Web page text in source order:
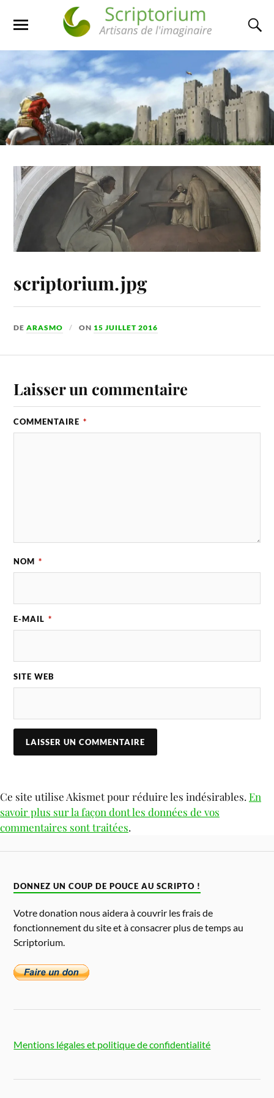
scriptorium.jpg
DEARASMO ON 15 JUILLET 2016
Laisser un commentaire
COMMENTAIRE *
NOM *
E-MAIL *
SITE WEB
Ce site utilise Akismet pour réduire les indésirables. En
savoir plus sur la façon dont les données de vos
commentaires sont traitées.
DONNEZ UN COUP DE POUCE AU SCRIPTO !
Votre donation nous aidera à couvrir les frais de
fonctionnement du site et à consacrer plus de temps au
Scriptorium.
Mentions légales et politique de confidentialité